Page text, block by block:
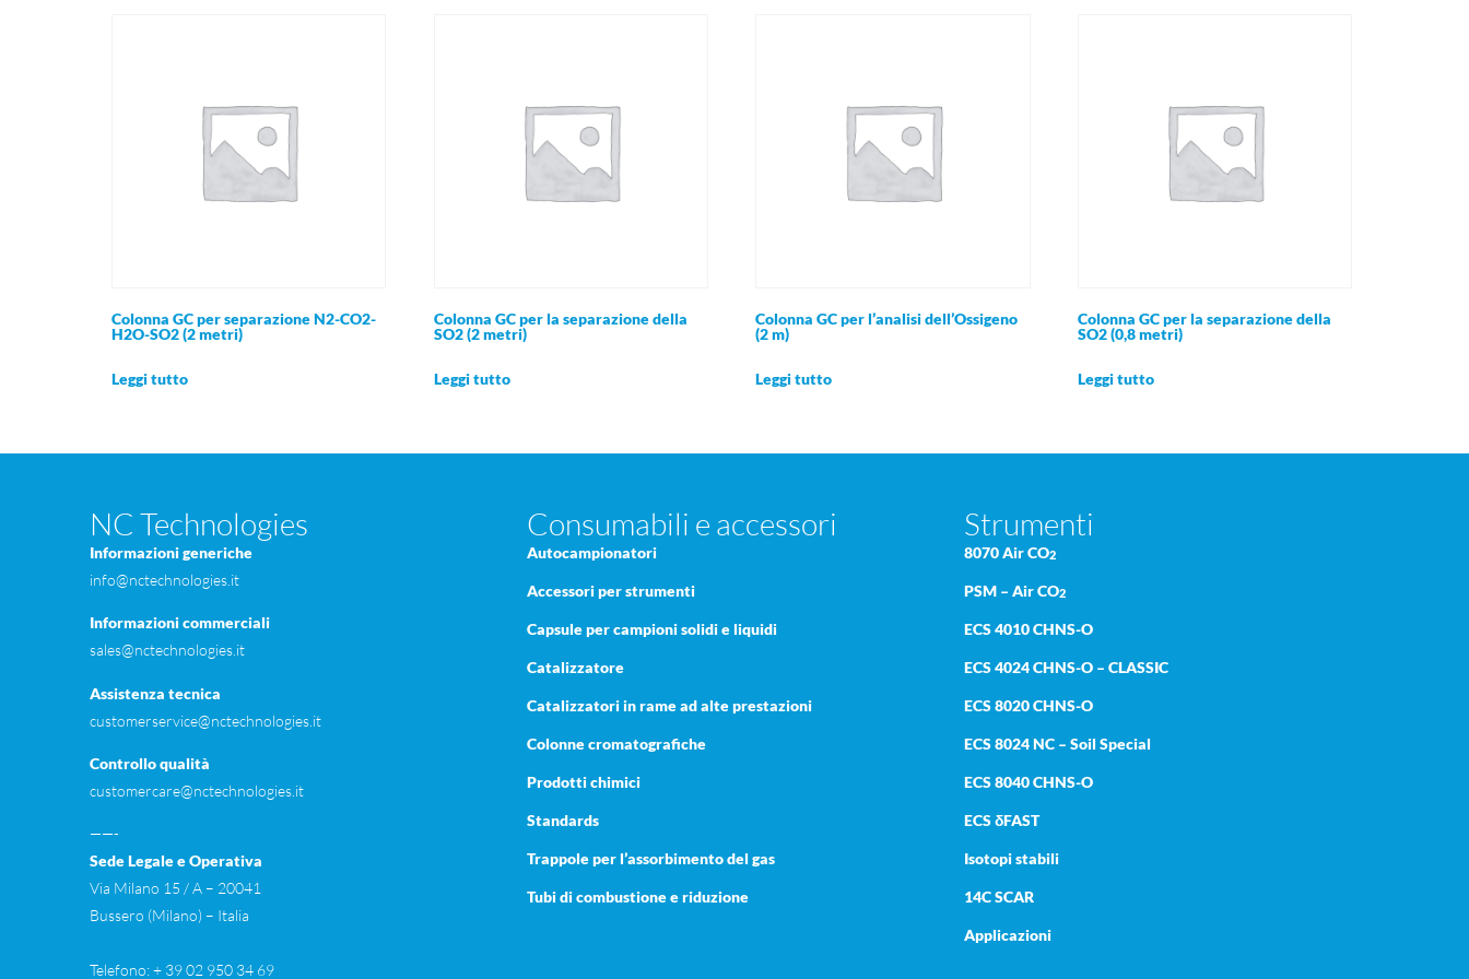
Colonna GC per separazione N2-CO2-
H2O-SO2 (2 metri)
Leggi tutto
Colonna GC per la separazione della
SO2 (2 metri)
Leggi tutto
Colonna GC per l’analisi dell’Ossigeno
(2 m)
Leggi tutto
Colonna GC per la separazione della
SO2 (0,8 metri)
Leggi tutto
NC Technologies
Informazioni generiche
info@nctechnologies.it
Informazioni commerciali
sales@nctechnologies.it
Assistenza tecnica
customerservice@nctechnologies.it
Controllo qualità
customercare@nctechnologies.it
——-
Sede Legale e Operativa
Via Milano 15 / A – 20041
Bussero (Milano) – Italia
Telefono: + 39 02 950 34 69
Consumabili e accessori
Autocampionatori
Accessori per strumenti
Capsule per campioni solidi e liquidi
Catalizzatore
Catalizzatori in rame ad alte prestazioni
Colonne cromatografiche
Prodotti chimici
Standards
Trappole per l’assorbimento del gas
Tubi di combustione e riduzione
Strumenti
8070 Air CO2
PSM – Air CO2
ECS 4010 CHNS-O
ECS 4024 CHNS-O – CLASSIC
ECS 8020 CHNS-O
ECS 8024 NC – Soil Special
ECS 8040 CHNS-O
ECS δFAST
Isotopi stabili
14C SCAR
Applicazioni